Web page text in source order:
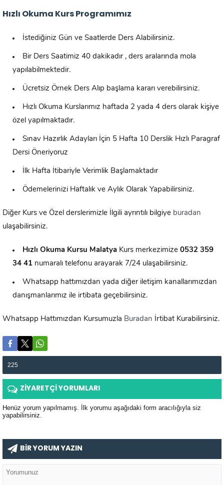
Hızlı Okuma Kurs Programımız
İstediğiniz Gün ve Saatlerde Ders Alabilirsiniz.
Bir Ders Saatimiz 40 dakikadır , ders aralarında mola
yapılabilmektedir.
Ücretsiz Örnek Ders Alıp başlama kararı verebilirsiniz.
Hızlı Okuma Kurslarımız haftada 2 yada 4 ders olarak kişiye
özel yapılmaktadır.
Sınav Hazırlık Adayları İçin 5 Hafta 10 Derslik Hızlı Paragraf
Dersi Öneriyoruz
İlk Hafta İtibariyle Verimlik Başlamaktadır
Ödemelerinizi Haftalık ve Aylık Olarak Yapabilirsiniz.
Diğer Kurs ve Özel derslerimizle İlgili ayrıntılı bilgiye buradan
ulaşabilirsiniz.
Hızlı Okuma Kursu Malatya Kurs merkezimize 0532 359
34 41 numaralı telefonu arayarak 7/24 ulaşabilirsiniz.
Whatsapp hattımızdan yada diğer iletişim kanallarımızdan
danışmanlarımız ile irtibata geçebilirsiniz.
Whatsapp Hattımızdan Kursumuzla Buradan İrtibat Kurabilirsiniz.
225
ZİYARETÇİ YORUMLARI
Henüz yorum yapılmamış. İlk yorumu aşağıdaki form aracılığıyla siz
yapabilirsiniz.
BİR YORUM YAZIN